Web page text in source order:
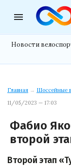
menu
Новости
Главная → Шоссейные
11/05/2023 — 17:03
Фабио
второй
Второй этап